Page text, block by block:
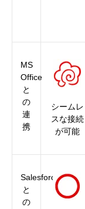
MS
Office
と
の
連
携
シームレ
スな接続
が可能
Salesforce
と
の